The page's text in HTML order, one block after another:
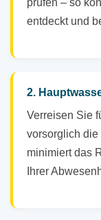
prüfen – so
entdeckt und
2.
Verreisen Sie
vorsorglich
minimiert das
Ihrer